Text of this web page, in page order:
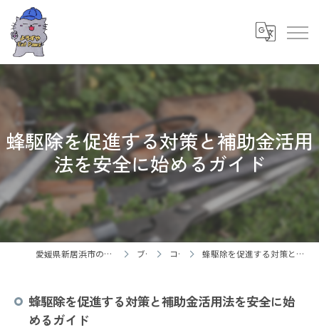
蜂駆除を促進する対策と補助金活用
法を安全に始めるガイド
愛媛県新居浜市の御用聞ならよろずやCatPaws ブログ コラム 蜂駆除を促進する対策と補助金活用法を安全に始めるガイド
蜂駆除を促進する対策と補助金活用法を安全に始
めるガイド